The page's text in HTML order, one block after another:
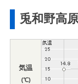
兎和野高
気温
(℃)